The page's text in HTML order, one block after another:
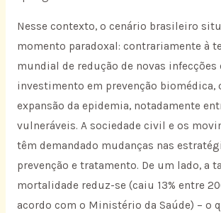
Nesse contexto, o cenário brasileiro
momento paradoxal: contrariamente à
mundial de redução de novas infecções
investimento em prevenção biomédica,
expansão da epidemia, notadamente
vulneráveis. A sociedade civil e os
têm demandado mudanças nas
prevenção e tratamento. De um lado, a
mortalidade reduz-se (caiu 13% entre
acordo com o Ministério da Saúde) – o